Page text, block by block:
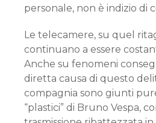
personale, non è indizio di
Le telecamere, su quel
continuano a essere
Anche su fenomeni
diretta causa di questo
compagnia sono giunti
“plastici” di Bruno Vespa,